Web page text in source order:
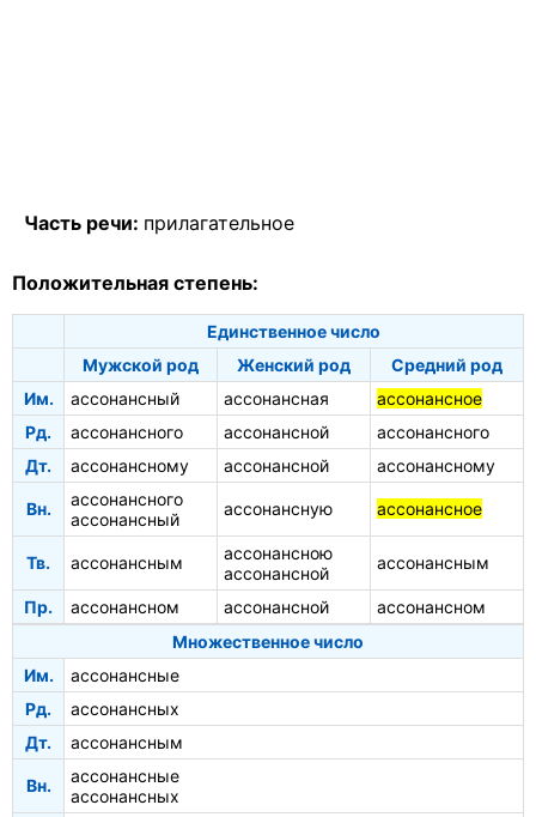
Часть речи: прилагательное
Положительная степень:
Единственное число
Мужской род
Женский род
Средний род
Им.
ассонансный ассонансная
ассонансное
Рд.
ассонансного ассонансной
ассонансного
Дт.
ассонансному ассонансной ассонансному
Вн.
ассонансного
ассонансный
ассонансную ассонансное
Тв. ассонансным
ассонансною
ассонансной
ассонансным
Пр. ассонансном ассонансной
ассонансном
Множественное число
Им.
ассонансные
Рд.
ассонансных
Дт.
ассонансным
Вн.
ассонансные
ассонансных